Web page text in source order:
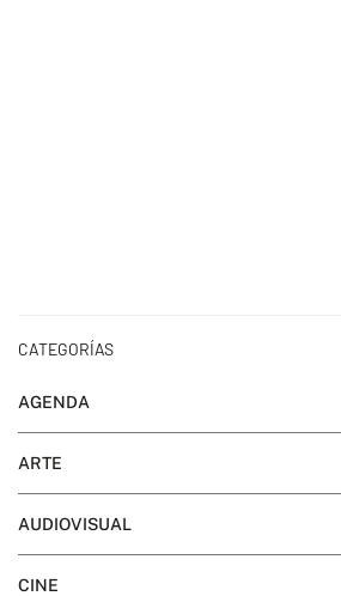
CATEGORÍAS
AGENDA
ARTE
AUDIOVISUAL
CINE